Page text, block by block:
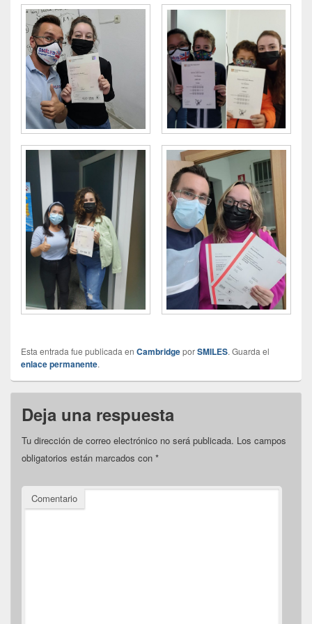
Esta entrada fue publicada en CambridgeporSMILES. Guarda el
enlace permanente.
Deja una respuesta
Tu dirección de correo electrónico no será publicada. Los campos
obligatorios están marcados con *
Comentario